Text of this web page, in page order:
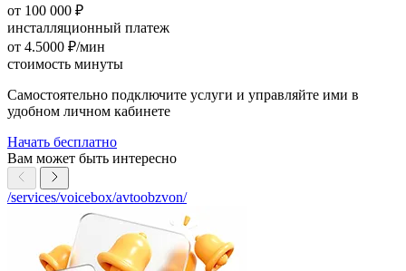
от 100 000 ₽
инсталляционный платеж
от 4.5000 ₽/мин
стоимость минуты
Самостоятельно подключите услуги и управляйте ими в
удобном личном кабинете
Начать бесплатно
Вам может быть интересно
/services/voicebox/avtoobzvon/